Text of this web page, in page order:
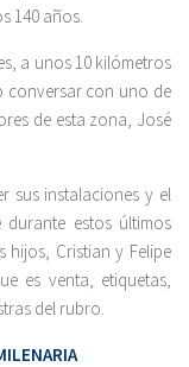
140 años.
a unos 10 kilómetros
conversar con uno de
de esta zona, José
sus instalaciones y el
estos últimos
hijos, Cristian y Felipe
es venta, etiquetas,
del rubro.